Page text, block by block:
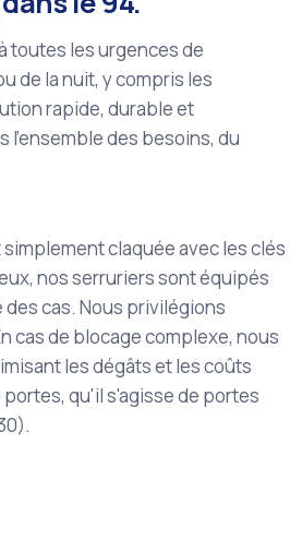
toutes les urgences de
de la nuit, y compris les
rapide, durable et
l'ensemble des besoins, du
claquée avec les clés
nos serruriers sont équipés
cas. Nous privilégions
cas de blocage complexe, nous
les dégâts et les coûts
qu'il s'agisse de portes